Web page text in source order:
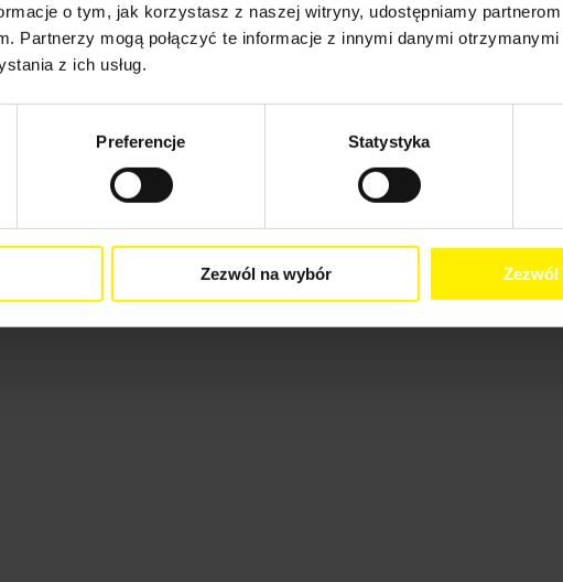
o tym, jak korzystasz z naszej witryny, udostępniamy partnerom
Partnerzy mogą połączyć te informacje z innymi danymi otrzymanymi
z ich usług.
Preferencje Statystyka
Zezwól na wybór Zezwól